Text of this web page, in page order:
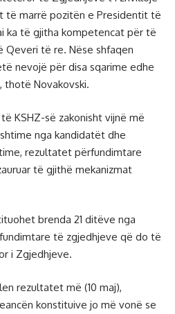
të marrë pozitën e Presidentit të
ka të gjitha kompetencat për të
Qeveri të re. Nëse shfaqen
nevojë për disa sqarime edhe
thotë Novakovski.
KSHZ-së zakonisht vijnë më
nga kandidatët dhe
rezultatet përfundimtare
të gjithë mekanizmat
brenda 21 ditëve nga
të zgjedhjeve që do të
i Zgjedhjeve.
rezultatet më (10 maj),
konstituive jo më vonë se